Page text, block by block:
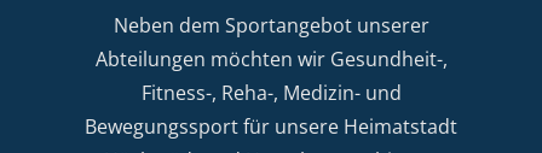
Neben dem Sportangebot unserer
Abteilungen möchten wir Gesundheit-,
Fitness-, Reha-, Medizin- und
Bewegungssport für unsere Heimatstadt